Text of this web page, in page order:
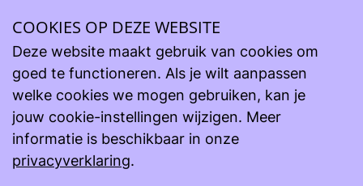
Steun onze projecten
Lopende projecten
Afrikin (F.V) - Congo (Goma) - Uganda
Afrikin (F.V) - Congo (Goma) - Uganda
COOKIES OP DEZE WEBSITE
Deze website maakt gebruik van cookies om
goed te functioneren. Als je wilt aanpassen
welke cookies we mogen gebruiken, kan je
jouw cookie-instellingen wijzigen. Meer
informatie is beschikbaar in onze
privacyverklaring.